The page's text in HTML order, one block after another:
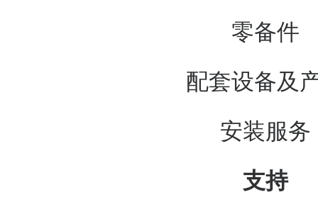
零备件
配套设备及
安装服务
支持